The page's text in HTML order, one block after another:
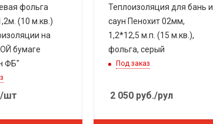
фольга
(10 м.кв.)
на
бумаге
ФБ"
/шт
Теплоизоляция для бань и
саун Пенохит 02мм,
1,2*12,5 м.п. (15 м.кв.),
фольга, серый
Под заказ
2 050руб./рул